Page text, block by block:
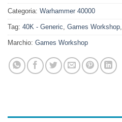
Categoria: Warhammer 40000
Tag: 40K - Generic, Games Workshop,
Marchio: Games Workshop